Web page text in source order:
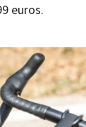
euros.